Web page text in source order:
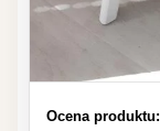
Ocena produktu: